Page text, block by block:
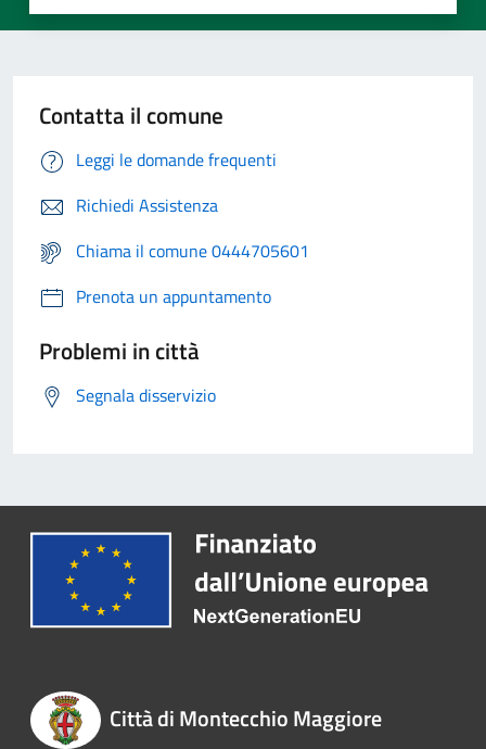
Contatta il comune
Leggi le domande frequenti
Richiedi Assistenza
Chiama il comune 0444705601
Prenota un appuntamento
Problemi in città
Segnala disservizio
Città di Montecchio Maggiore